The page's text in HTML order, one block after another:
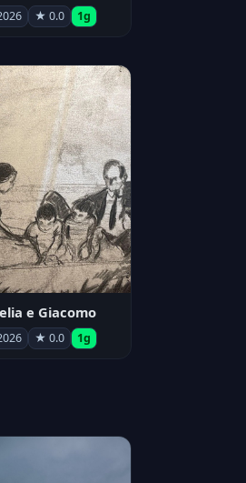
★ 0.0 1g
e Giacomo
★ 0.0 1g